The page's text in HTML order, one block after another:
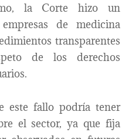
la Corte hizo un
de medicina
transparentes
de los derechos
este fallo podría tener
el sector, ya que fija